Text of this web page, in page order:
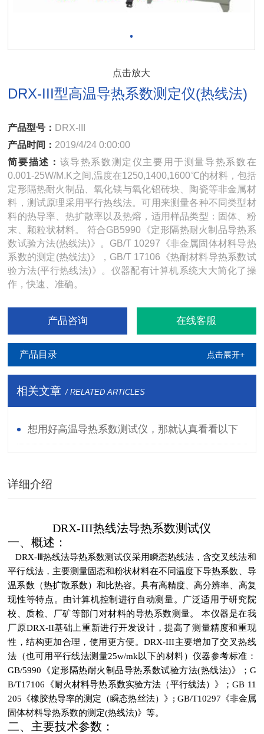
点击放大
DRX-III型高温导热系数测定仪(热线法)
产品型号： DRX-III
产品时间： 2019/4/24 0:00:00
简要描述： 该导热系数测定仪主要用于测量导热系数在
0.001-25W/M.K之间,温度在1250,1400,1600℃的材料，包括
定形隔热耐火制品、氧化镁与氧化铝砖块、陶瓷等非金属材
料，测试原理采用平行热线法。可用来测量各种不同类型材
料的热导率、热扩散率以及热熔，适用样品类型：固体、粉
末、颗粒状材料。 符合GB5990《定形隔热耐火制品导热系
数试验方法(热线法)》。GB/T 10297《非金属固体材料导热
系数的测定(热线法)》，GB/T 17106《热耐材料导热系数试
验方法(平行热线法)》。仪器配有计算机系统大大简化了操
作，快速、准确。
产品咨询 在线客服
产品目录 点击展开+
相关文章 / RELATED ARTICLES
想用好高温导热系数测试仪，那就认真看看以下
详细介绍
DRX-III热线法导热系数测试仪
一、概述：
DRX-Ⅲ热线法导热系数测试仪采用瞬态热线法，含交叉线法和
平行线法，主要测量固态和粉状材料在不同温度下导热系数、导
温系数（热扩散系数）和比热容。具有高精度、高分辨率、高复
现性等特点。由计算机控制进行自动测量。广泛适用于研究院
校、质检、厂矿等部门对材料的导热系数测量。 本仪器是在我
厂原DRX-II基础上重新进行开发设计，提高了测量精度和重现
性，结构更加合理，使用更方便。DRX-III主要增加了交叉热线
法（也可用平行线法测量25w/mk以下的材料）仪器参考标准：
GB/5990《定形隔热耐火制品导热系数试验方法(热线法)》；G
B/T17106《耐火材料导热系数实验方法（平行线法）》；GB 11
205《橡胶热导率的测定（瞬态热丝法）》; GB/T10297《非金属
固体材料导热系数的测定(热线法)》等。
二、主要技术参数：